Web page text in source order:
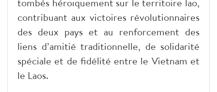
tombés héroïquement sur le territoire lao,
contribuant aux victoires révolutionnaires
des deux pays et au renforcement des
liens d’amitié traditionnelle, de solidarité
spéciale et de fidélité entre le Vietnam et
le Laos.